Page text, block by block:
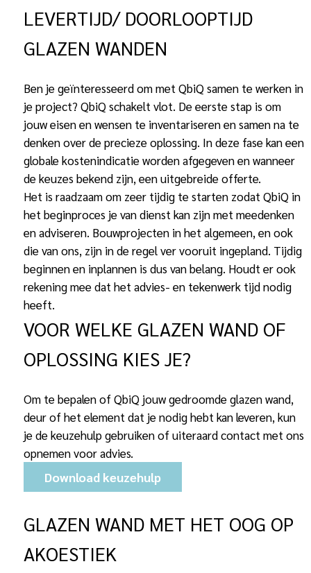
LEVERTIJD/ DOORLOOPTIJD
GLAZEN WANDEN
Ben je geïnteresseerd om met QbiQ samen te werken in
je project? QbiQ schakelt vlot. De eerste stap is om
jouw eisen en wensen te inventariseren en samen na te
denken over de precieze oplossing. In deze fase kan een
globale kostenindicatie worden afgegeven en wanneer
de keuzes bekend zijn, een uitgebreide offerte.
Het is raadzaam om zeer tijdig te starten zodat QbiQ in
het beginproces je van dienst kan zijn met meedenken
en adviseren. Bouwprojecten in het algemeen, en ook
die van ons, zijn in de regel ver vooruit ingepland. Tijdig
beginnen en inplannen is dus van belang. Houdt er ook
rekening mee dat het advies- en tekenwerk tijd nodig
heeft.
VOOR WELKE GLAZEN WAND OF
OPLOSSING KIES JE?
Om te bepalen of QbiQ jouw gedroomde glazen wand,
deur of het element dat je nodig hebt kan leveren, kun
je de keuzehulp gebruiken of uiteraard contact met ons
opnemen voor advies.
Download keuzehulp
GLAZEN WAND MET HET OOG OP
AKOESTIEK